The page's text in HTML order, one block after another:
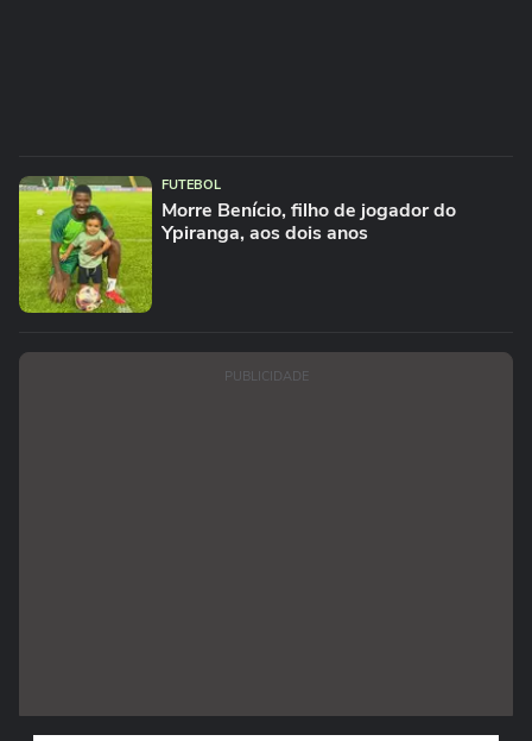
FUTEBOL
Morre Benício, filho de jogador do
Ypiranga, aos dois anos
PUBLICIDADE